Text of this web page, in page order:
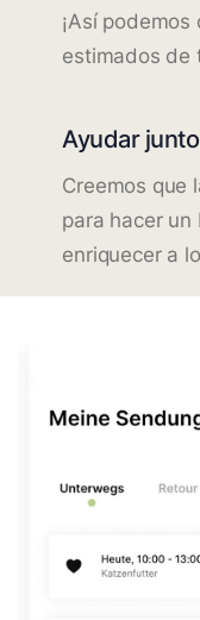
¡Así
estimados de
Ayudar
Creemos que
para hacer un
enriquecer a